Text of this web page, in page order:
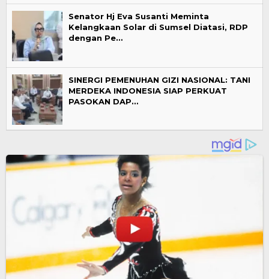
Senator Hj Eva Susanti Meminta
Kelangkaan Solar di Sumsel Diatasi, RDP
dengan Pe…
SINERGI PEMENUHAN GIZI NASIONAL: TANI
MERDEKA INDONESIA SIAP PERKUAT
PASOKAN DAP…